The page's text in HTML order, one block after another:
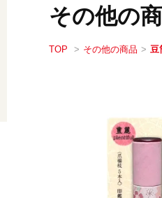
その他の
TOP > その他の商品 > 豆